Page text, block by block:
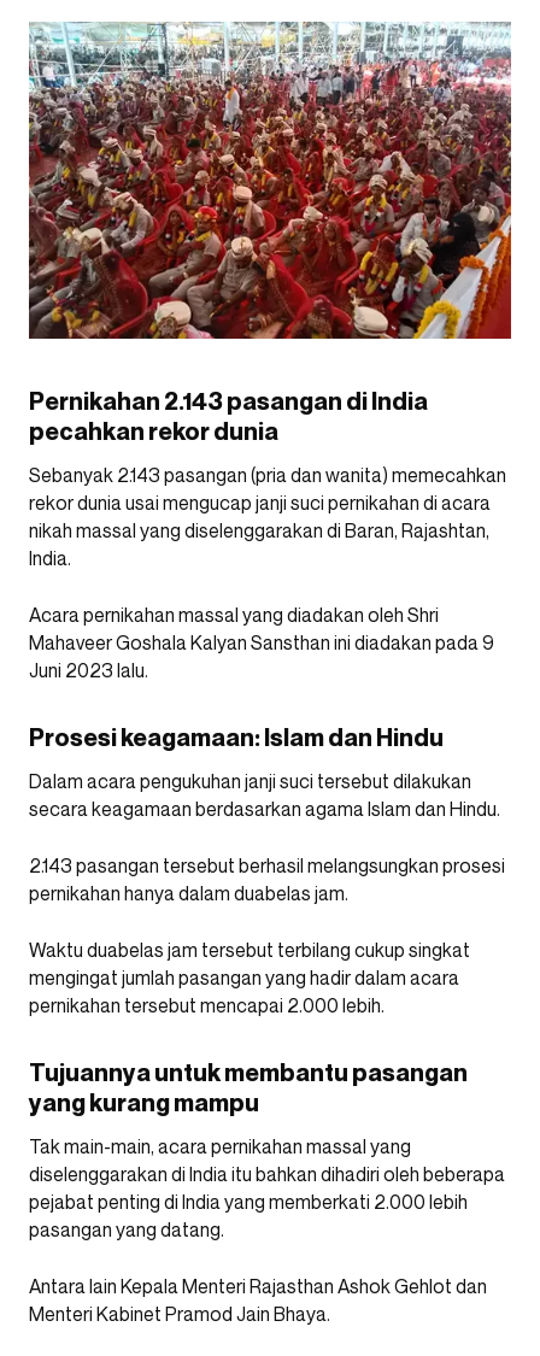
Pernikahan 2.143 pasangan di India
pecahkan rekor dunia
Sebanyak 2.143 pasangan (pria dan wanita) memecahkan
rekor dunia usai mengucap janji suci pernikahan di acara
nikah massal yang diselenggarakan di Baran, Rajashtan,
India.
Acara pernikahan massal yang diadakan oleh Shri
Mahaveer Goshala Kalyan Sansthan ini diadakan pada 9
Juni 2023 lalu.
Prosesi keagamaan: Islam dan Hindu
Dalam acara pengukuhan janji suci tersebut dilakukan
secara keagamaan berdasarkan agama Islam dan Hindu.
2.143 pasangan tersebut berhasil melangsungkan prosesi
pernikahan hanya dalam duabelas jam.
Waktu duabelas jam tersebut terbilang cukup singkat
mengingat jumlah pasangan yang hadir dalam acara
pernikahan tersebut mencapai 2.000 lebih.
Tujuannya untuk membantu pasangan
yang kurang mampu
Tak main-main, acara pernikahan massal yang
diselenggarakan di India itu bahkan dihadiri oleh beberapa
pejabat penting di India yang memberkati 2.000 lebih
pasangan yang datang.
Antara lain Kepala Menteri Rajasthan Ashok Gehlot dan
Menteri Kabinet Pramod Jain Bhaya.